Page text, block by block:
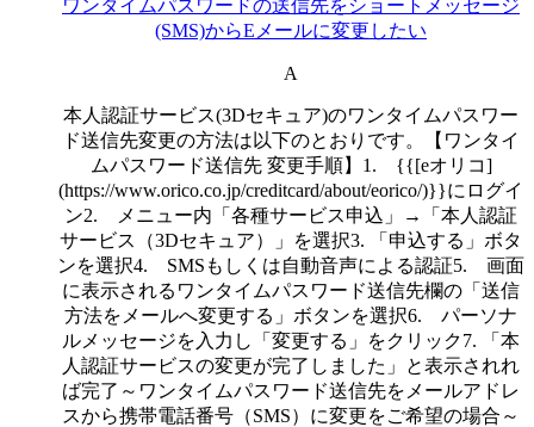
ワンタイムパスワードの送信先をショートメッセージ
(SMS)からEメールに変更したい
A
本人認証サービス(3Dセキュア)のワンタイムパスワー
ド送信先変更の方法は以下のとおりです。【ワンタイ
ムパスワード送信先 変更手順】1. {{[eオリコ]
(https://www.orico.co.jp/creditcard/about/eorico/)}}にログイ
ン2. メニュー内「各種サービス申込」→「本人認証
サービス（3Dセキュア）」を選択3. 「申込する」ボタ
ンを選択4. SMSもしくは自動音声による認証5. 画面
に表示されるワンタイムパスワード送信先欄の「送信
方法をメールへ変更する」ボタンを選択6. パーソナ
ルメッセージを入力し「変更する」をクリック7. 「本
人認証サービスの変更が完了しました」と表示されれ
ば完了～ワンタイムパスワード送信先をメールアドレ
スから携帯電話番号（SMS）に変更をご希望の場合～